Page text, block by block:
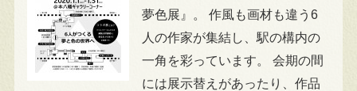
夢色展』。 作風も画材も違う6
人の作家が集結し、駅の構内の
一角を彩っています。 会期の間
には展示替えがあったり、作品